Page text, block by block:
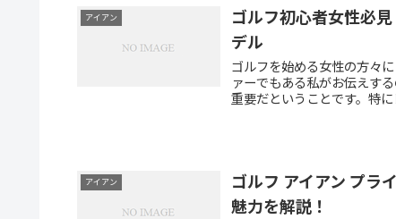
アイアン
ゴルフ初心者女性必
デル
ゴルフを始める女性の方々
ァーでもある私がお伝えす
重要だということです。特
アイアン
ゴルフ アイアン プラ
魅力を解説！